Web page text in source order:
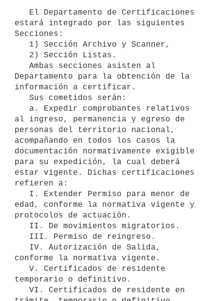
estará integrado por las siguientes
Secciones:
Departamento para la obtención de la
información a certificar.
al ingreso, permanencia y egreso de
personas del territorio nacional,
acompañando en todos los casos la
documentación normativamente exigible
para su expedición, la cual deberá
estar vigente. Dichas certificaciones
refieren a:
edad, conforme la normativa vigente y
protocolos de actuación.
conforme la normativa vigente.
temporario o definitivo.